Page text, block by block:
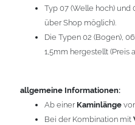
Zum Bild vergößern, bitte auf das
Typ 07 (Welle hoch) und
über Shop möglich).
Die Typen 02 (Bogen),
1,5mm hergestellt (Preis
allgemeine Informationen:
Ab einer Kaminlänge
Bei der Kombination mit